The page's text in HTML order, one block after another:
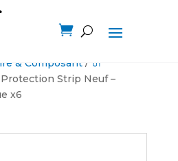

& Composant/ 🔌
Strip Neuf –
x6